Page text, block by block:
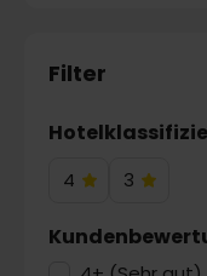
Filter
4
4
3
3